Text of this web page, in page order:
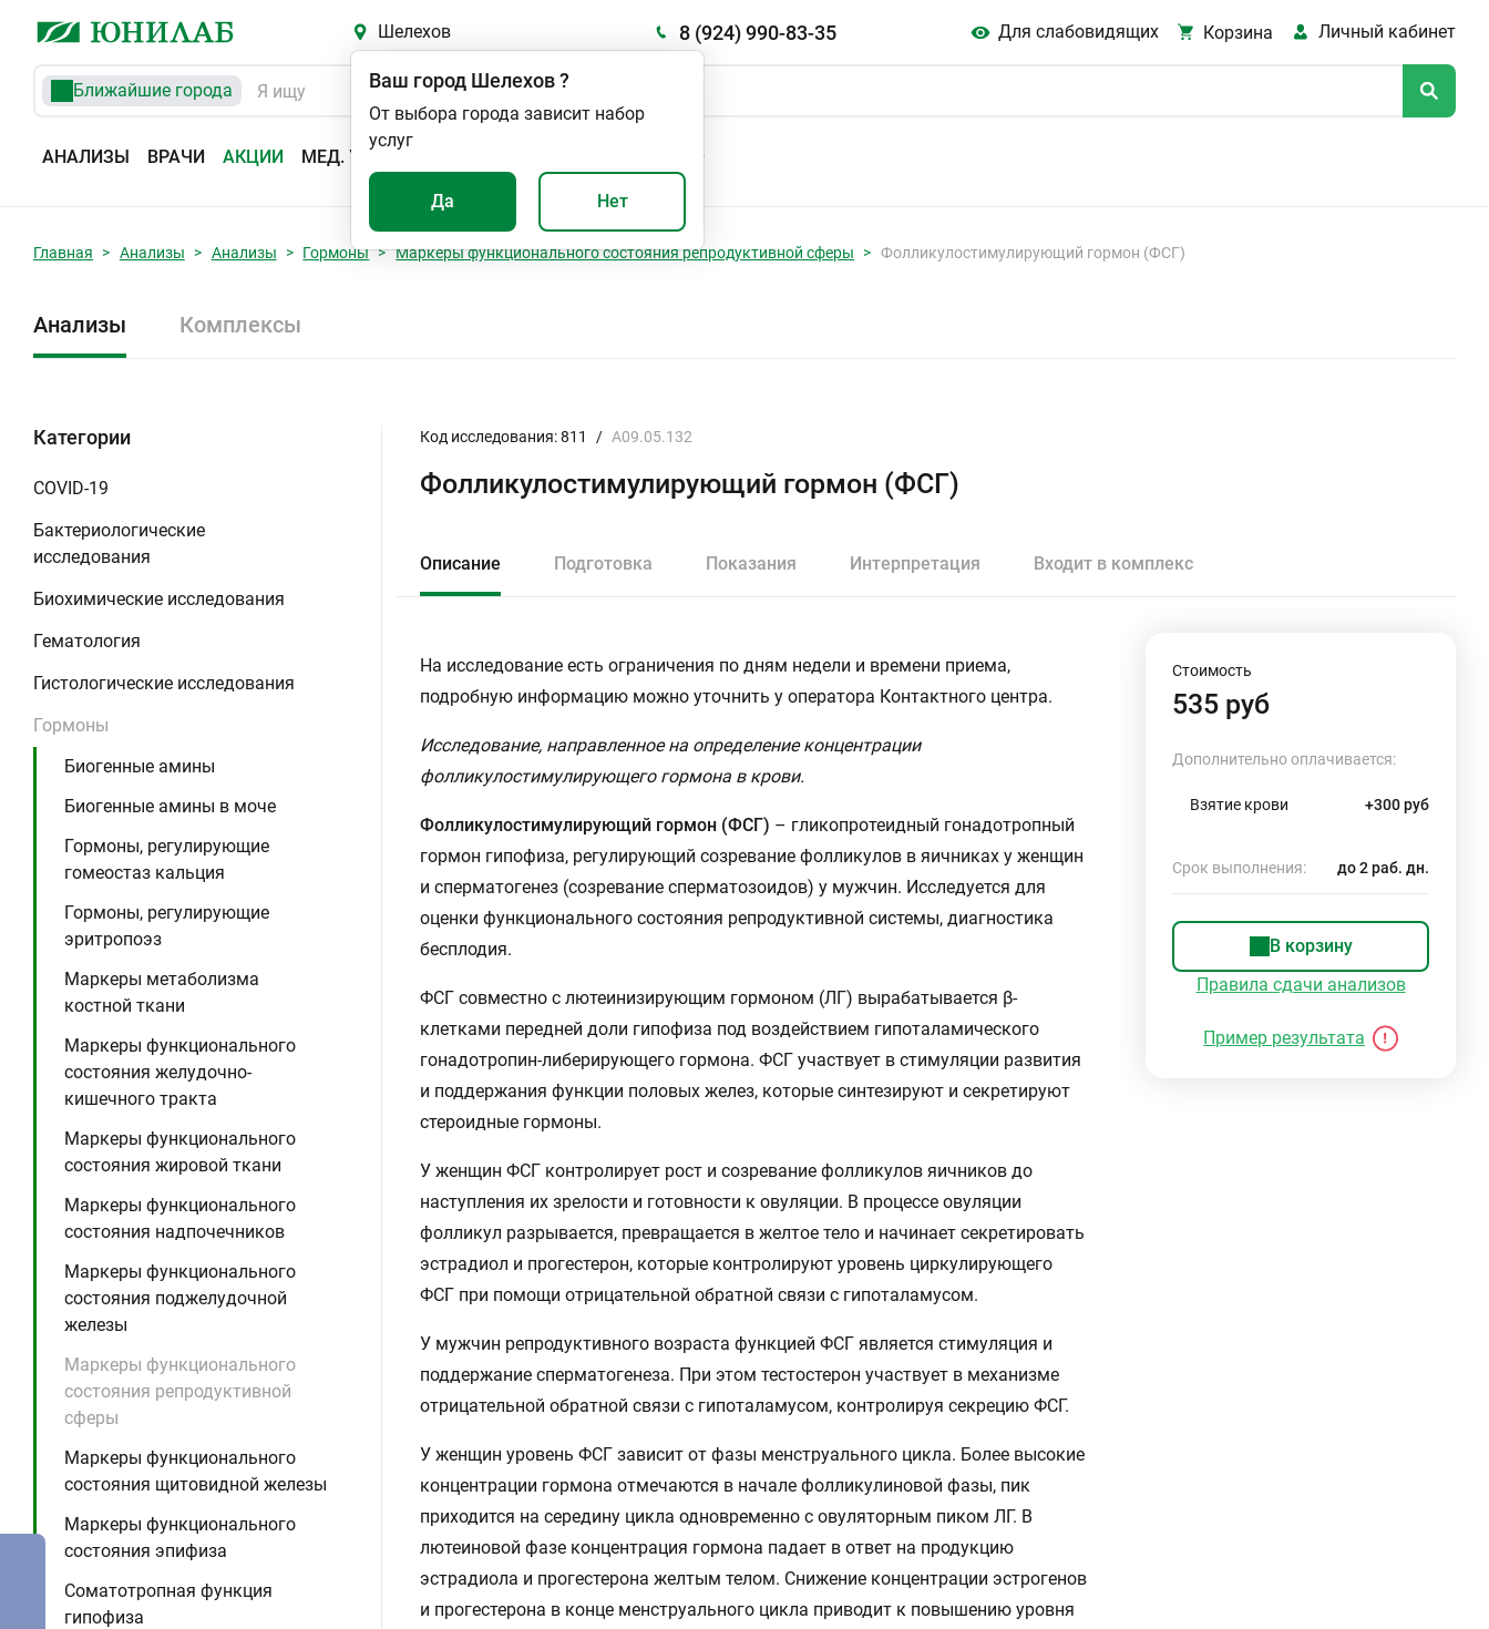
Шелехов 8 (924) 990-83-35 Для слабовидящих Корзина Личный кабинет
Ближайшие города
АНАЛИЗЫ ВРАЧИ АКЦИИ МЕД. УСЛУГИ
Ваш город Шелехов?
От выбора города зависит набор
услуг
Да Нет
Главная Анализы Анализы Гормоны Маркеры функционального состояния репродуктивной сферы Фолликулостимулирующий гормон (ФСГ)
Анализы Комплексы
Категории
COVID-19
Бактериологические
исследования
Биохимические исследования
Гематология
Гистологические исследования
Гормоны
Биогенные амины
Биогенные амины в моче
Гормоны, регулирующие
гомеостаз кальция
Гормоны, регулирующие
эритропоэз
Маркеры метаболизма
костной ткани
Маркеры функционального
состояния желудочно-
кишечного тракта
Маркеры функционального
состояния жировой ткани
Маркеры функционального
состояния надпочечников
Маркеры функционального
состояния поджелудочной
железы
Маркеры функционального
состояния репродуктивной
сферы
Маркеры функционального
состояния щитовидной железы
Маркеры функционального
состояния эпифиза
Соматотропная функция
гипофиза
Код исследования: 811 / A09.05.132
Фолликулостимулирующий гормон (ФСГ)
Описание Подготовка Показания Интерпретация Входит в комплекс
На исследование есть ограничения по дням недели и времени приема,
подробную информацию можно уточнить у оператора Контактного центра.
Исследование, направленное на определение концентрации
фолликулостимулирующего гормона в крови.
Фолликулостимулирующий гормон (ФСГ) – гликопротеидный гонадотропный
гормон гипофиза, регулирующий созревание фолликулов в яичниках у женщин
и сперматогенез (созревание сперматозоидов) у мужчин. Исследуется для
оценки функционального состояния репродуктивной системы, диагностика
бесплодия.
ФСГ совместно с лютеинизирующим гормоном (ЛГ) вырабатывается β-
клетками передней доли гипофиза под воздействием гипоталамического
гонадотропин-либерирующего гормона. ФСГ участвует в стимуляции развития
и поддержания функции половых желез, которые синтезируют и секретируют
стероидные гормоны.
У женщин ФСГ контролирует рост и созревание фолликулов яичников до
наступления их зрелости и готовности к овуляции. В процессе овуляции
фолликул разрывается, превращается в желтое тело и начинает секретировать
эстрадиол и прогестерон, которые контролируют уровень циркулирующего
ФСГ при помощи отрицательной обратной связи с гипоталамусом.
У мужчин репродуктивного возраста функцией ФСГ является стимуляция и
поддержание сперматогенеза. При этом тестостерон участвует в механизме
отрицательной обратной связи с гипоталамусом, контролируя секрецию ФСГ.
У женщин уровень ФСГ зависит от фазы менструального цикла. Более высокие
концентрации гормона отмечаются в начале фолликулиновой фазы, пик
приходится на середину цикла одновременно с овуляторным пиком ЛГ. В
лютеиновой фазе концентрация гормона падает в ответ на продукцию
эстрадиола и прогестерона желтым телом. Снижение концентрации эстрогенов
и прогестерона в конце менструального цикла приводит к повышению уровня
Стоимость
535 руб
Дополнительно оплачивается:
Взятие крови +300 руб
Срок выполнения: до 2 раб. дн.
В корзину
Правила сдачи анализов
Пример результата